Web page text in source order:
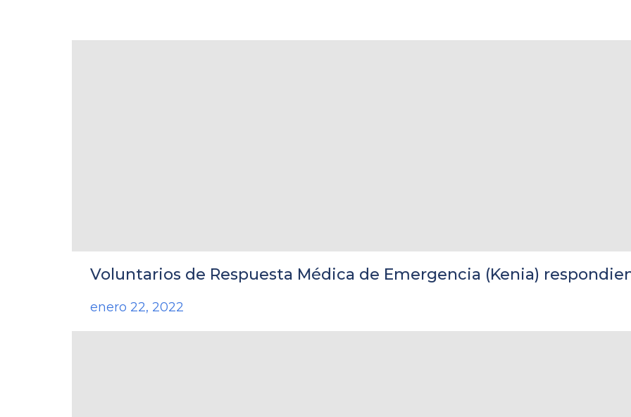
Voluntarios de Respuesta Médica de Emergencia (Kenia)
enero 22, 2022